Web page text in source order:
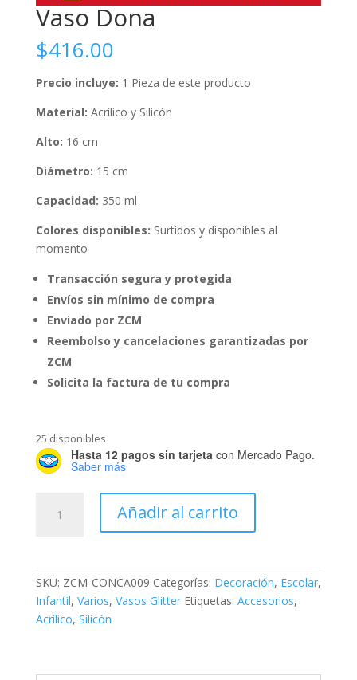
Vaso Dona
$416.00
Precio incluye: 1 Pieza de este producto
Material: Acrílico y Silicón
Alto: 16 cm
Diámetro: 15 cm
Capacidad: 350 ml
Colores disponibles: Surtidos y disponibles al
momento
Transacción segura y protegida
Envíos sin mínimo de compra
Enviado por ZCM
Reembolso y cancelaciones garantizadas por
ZCM
Solicita la factura de tu compra
25 disponibles
Hasta 12 pagos sin tarjetacon Mercado Pago.
Saber más
Dona
Añadir al carrito
SKU: ZCM-CONCA009 Categorías: Decoración, Escolar,
Infantil, Varios, Vasos Glitter Etiquetas: Accesorios,
Acrílico, Silicón